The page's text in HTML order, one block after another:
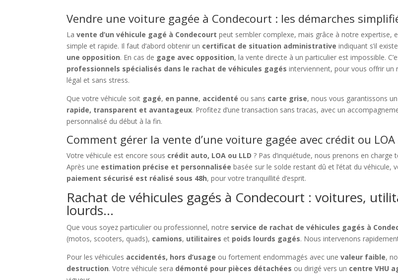
Vendre une voiture gagée à Condecourt : les démarches
Lavente d’un véhicule gagé à Condecourt peut sembler complexe, mais grâce à notre expertise,
simple et rapide. Il faut d’abord obtenir un certificat de situation administrative indiquant s’il
une opposition. En cas de gage avec opposition, la vente directe à un particulier est impossible.
professionnels spécialisés dans le rachat de véhicules gagés interviennent, pour vous offrir un
légal et sans stress.
Que votre véhicule soit gagé, en panne, accidenté ou sans carte grise, nous vous garantissons un
rapide, transparent et avantageux. Profitez d’une transaction sans tracas, avec un
personnalisé du début à la fin.
Comment gérer la vente d’une voiture gagée avec crédit ou LOA
Votre véhicule est encore sous crédit auto, LOA ou LLD ? Pas d’inquiétude, nous prenons en
Après une estimation précise et personnalisée basée sur le solde restant dû et l’état du véhicule,
paiement sécurisé est réalisé sous 48h, pour votre tranquillité d’esprit.
Rachat de véhicules gagés à Condecourt : voitures,
lourds…
Que vous soyez particulier ou professionnel, notre service de rachat de véhicules gagés à
(motos, scooters, quads), camions, utilitaires et poids lourds gagés. Nous intervenons
Pour les véhicules accidentés, hors d’usage ou fortement endommagés avec unevaleur faible,
destruction. Votre véhicule sera démonté pour pièces détachées ou dirigé vers un centre VHU